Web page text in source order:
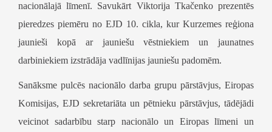
nacionālajā līmenī. Savukārt Viktorija Tkačenko prezentēs
pieredzes piemēru no EJD 10. cikla, kur Kurzemes reģiona
jaunieši kopā ar jauniešu vēstniekiem un jaunatnes
darbiniekiem izstrādāja vadlīnijas jauniešu padomēm.
Sanāksme pulcēs nacionālo darba grupu pārstāvjus, Eiropas
Komisijas, EJD sekretariāta un pētnieku pārstāvjus, tādējādi
veicinot sadarbību starp nacionālo un Eiropas līmeni un